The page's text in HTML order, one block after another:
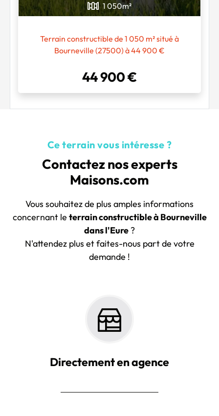
Chargement...
1 050m²
Terrain constructible de 1 050 m² situé à
Bourneville (27500) à 44 900 €
44 900 €
Ce terrain vous intéresse ?
Contactez nos experts
Maisons.com
Vous souhaitez de plus amples informations
concernant le terrain constructible à Bourneville
dans l'Eure ?
N'attendez plus et faites-nous part de votre
demande !
Directement en agence